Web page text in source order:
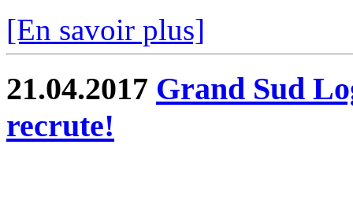
[En savoir plus]
21.04.2017 Grand Sud
recrute!